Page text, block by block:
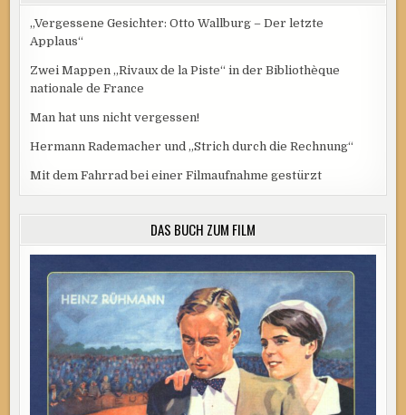
„Vergessene Gesichter: Otto Wallburg – Der letzte
Applaus“
Zwei Mappen „Rivaux de la Piste“ in der Bibliothèque
nationale de France
Man hat uns nicht vergessen!
Hermann Rademacher und „Strich durch die Rechnung“
Mit dem Fahrrad bei einer Filmaufnahme gestürzt
DAS BUCH ZUM FILM